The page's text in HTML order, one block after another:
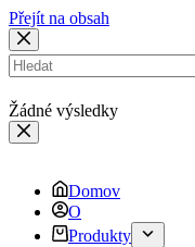
Přejít na obsah
Žádné výsledky
Domov
O
Produkty